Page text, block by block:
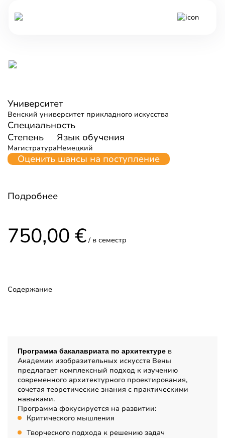
Университет
Венский университет прикладного искусства
Специальность
Степень
Магистратура
Язык обучения
Немецкий
Оценить шансы на поступление
Подробнее
Венский университет прикладного искусства
Наличие вступительного
750,00 € / в семестр
Содержание
Программа бакалавриата по архитектуре в
Академии изобразительных искусств Вены
предлагает комплексный подход к изучению
современного архитектурного проектирования,
сочетая теоретические знания с практическими
навыками.
Программа фокусируется на развитии:
Критического мышления
Творческого подхода к решению задач